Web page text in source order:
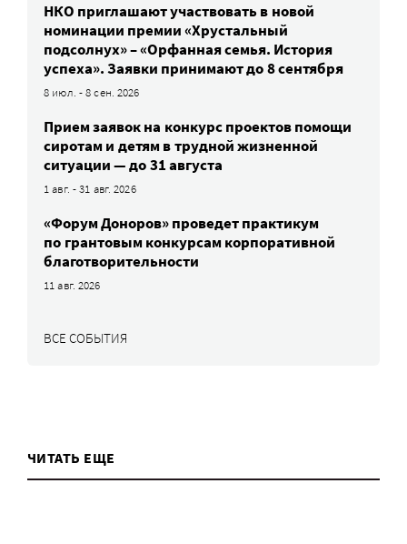
НКО приглашают участвовать в новой
номинации премии «Хрустальный
подсолнух» – «Орфанная семья. История
успеха». Заявки принимают до 8 сентября
8 июл. - 8 сен. 2026
Прием заявок на конкурс проектов помощи
сиротам и детям в трудной жизненной
ситуации — до 31 августа
1 авг. - 31 авг. 2026
«Форум Доноров» проведет практикум
по грантовым конкурсам корпоративной
благотворительности
11 авг. 2026
ВСЕ СОБЫТИЯ
ЧИТАТЬ ЕЩЕ